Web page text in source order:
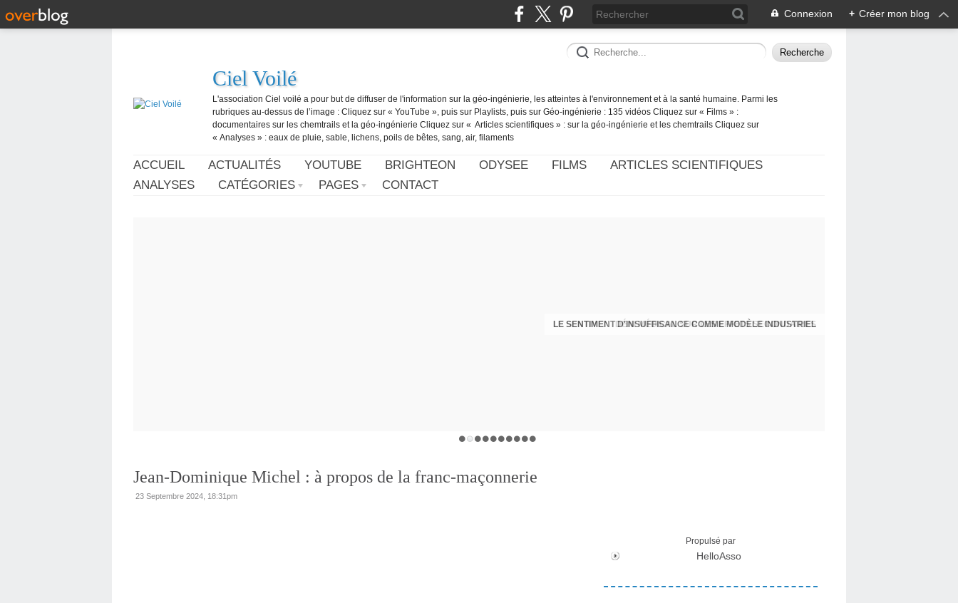
Connexion + Créer mon blog
Ciel Voilé
L'association Ciel voilé a pour but de diffuser de l'information sur la géo-ingénierie, les atteintes à l'environnement et à la santé humaine. Parmi les
rubriques au-dessus de l’image : Cliquez sur « YouTube », puis sur Playlists, puis sur Géo-ingénierie : 135 vidéos Cliquez sur « Films » :
documentaires sur les chemtrails et la géo-ingénierie Cliquez sur « Articles scientifiques » : sur la géo-ingénierie et les chemtrails Cliquez sur
« Analyses » : eaux de pluie, sable, lichens, poils de bêtes, sang, air, filaments
ACCUEIL ACTUALITÉS YOUTUBE BRIGHTEON ODYSEE FILMS
ARTICLES SCIENTIFIQUES
ANALYSES
CATÉGORIES PAGES CONTACT
LE SENTIMENT D'INSUFFISANCE COMME MODÈLE INDUSTRIEL
DÉNI MÉDICAL SUR LES EFFETS SECONDAIRES
Jean-Dominique Michel : à propos de la franc-maçonnerie
23 Septembre 2024, 18:31pm
Propulsé par
HelloAsso